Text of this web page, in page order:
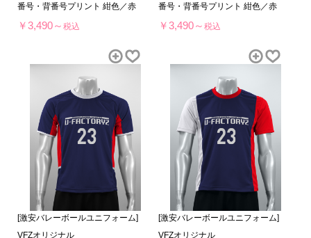
番号・背番号プリント 紺色／赤
￥3,490～税込
番号・背番号プリント 紺色／赤
￥3,490～ 税込
[激安バレーボールユニフォーム]
VFZオリジナル
[激安バレーボールユニフォーム]
VFZオリジナル